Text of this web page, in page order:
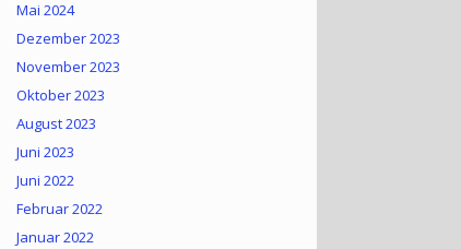
Mai 2024
Dezember 2023
November 2023
Oktober 2023
August 2023
Juni 2023
Juni 2022
Februar 2022
Januar 2022